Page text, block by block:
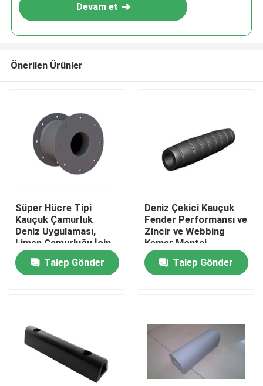
Ana sayfa
Hakkımızda
Devam et
Önerilen Ürünler
Süper Hücre Tipi
Kauçuk Çamurluk
Deniz Uygulaması,
Liman Çamurluğu İçin
Uzun Hizmet Ömrü ve
Düşük Eğimli
Sıkıştırma Özelliği
Talep Gönder
Deniz Çekici Kauçuk
Fender Performansı ve
Zincir ve Webbing
Kemer Montaj
Seçenekleri ile Kolay
Montaj Sunar
Talep Gönder